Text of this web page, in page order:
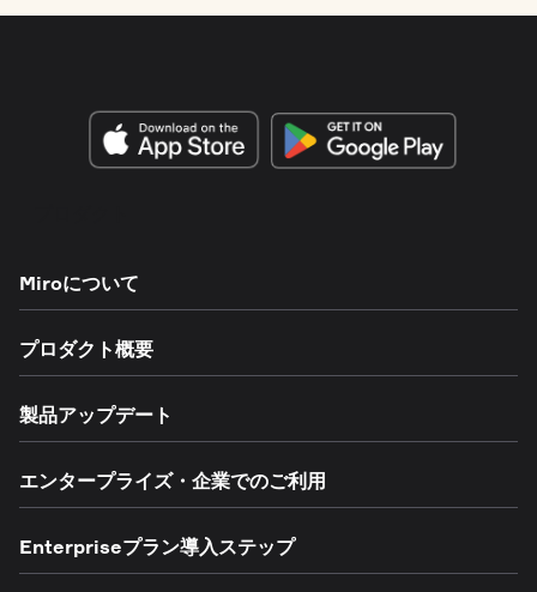
Miroについて
プロダクト概要
製品アップデート
エンタープライズ・企業でのご利用
Enterpriseプラン導入ステップ